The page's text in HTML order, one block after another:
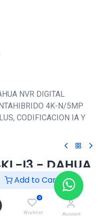
Add to Cart
0
Wishlist Account
NVR DIGITAL
4K-N/5MP
CODIFICACION IA Y
I3 - DAHUA
DE 8
4K-
1U, 1HDD,